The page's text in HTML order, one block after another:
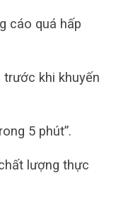
cáo quá hấp
khi khuyến
5 phút”.
lượng thực